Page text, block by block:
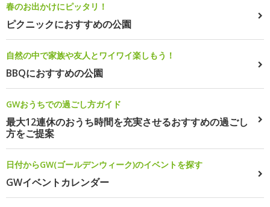
春のお出かけにピッタリ！
ピクニックにおすすめの公園
自然の中で家族や友人とワイワイ楽しもう！
BBQにおすすめの公園
GWおうちでの過ごし方ガイド
最大12連休のおうち時間を充実させるおすすめの過ごし
方をご提案
日付からGW(ゴールデンウィーク)のイベントを探す
GWイベントカレンダー